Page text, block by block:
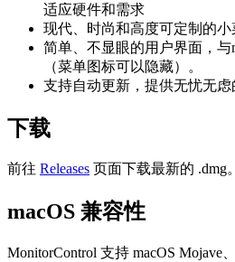
适应硬件和需求
现代、时尚和高度可定制的小
简单、不显眼的用户界面，与
（菜单图标可以隐藏）。
支持自动更新，提供无忧无虑
下载
前往 Releases 页面下载最新的 .dmg。
macOS 兼容性
MonitorControl 支持 macOS Mojave